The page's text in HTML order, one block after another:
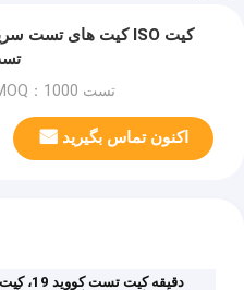
MOQ：1000 تست
اکنون تماس بگیرید